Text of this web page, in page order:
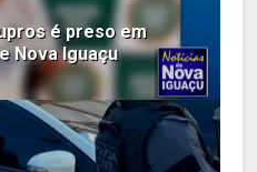
é preso em
Nova Iguaçu